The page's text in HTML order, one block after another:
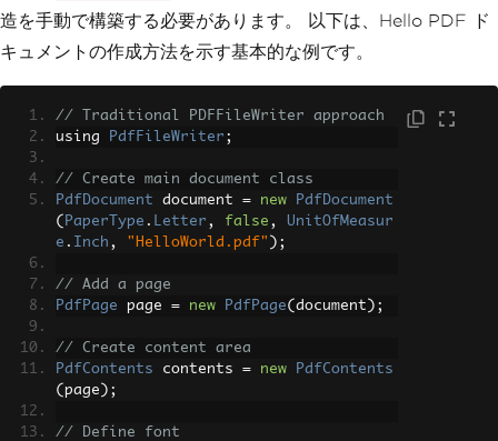
造を手動で構築する必要があります。 以下は、Hello PDF ド
キュメントの作成方法を示す基本的な例です。
// Traditional PDFFileWriter approach
using
PdfFileWriter ;
// Create main document class
PdfDocument document = new
PdfDocument
( PaperType . Letter , false ,
UnitOfMeasur
e . Inch , "HelloWorld.pdf" );
// Add a page
PdfPage page = new PdfPage( document );
// Create content area
PdfContents contents = new
PdfContents
( page );
// Define font